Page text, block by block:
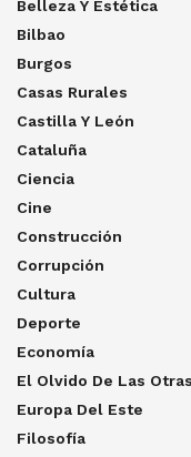
Belleza Y Estética
Bilbao
Burgos
Casas Rurales
Castilla Y León
Cataluña
Ciencia
Cine
Construcción
Corrupción
Cultura
Deporte
Economía
El Olvido De Las Otras
Europa Del Este
Filosofía